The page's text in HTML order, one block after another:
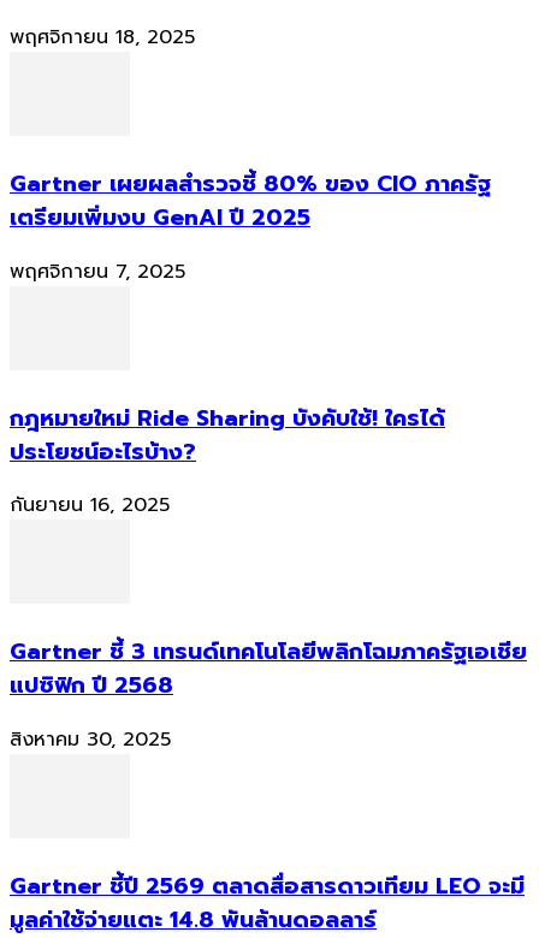
พฤศจิกายน 18, 2025
Gartner เผยผลสำรวจชี้ 80% ของ CIO ภาครัฐ
เตรียมเพิ่มงบ GenAI ปี 2025
พฤศจิกายน 7, 2025
กฎหมายใหม่ Ride Sharing บังคับใช้! ใครได้
ประโยชน์อะไรบ้าง?
กันยายน 16, 2025
Gartner ชี้ 3 เทรนด์เทคโนโลยีพลิกโฉมภาครัฐเอเชีย
แปซิฟิก ปี 2568
สิงหาคม 30, 2025
Gartner ชี้ปี 2569 ตลาดสื่อสารดาวเทียม LEO จะมี
มูลค่าใช้จ่ายแตะ 14.8 พันล้านดอลลาร์